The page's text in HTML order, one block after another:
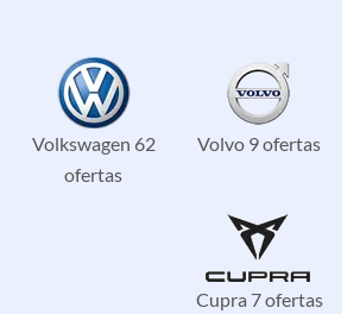
Volkswagen 62
ofertas
Volvo 9 ofertas
Cupra 7 ofertas